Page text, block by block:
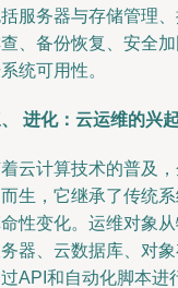
服务器与存储管理
、备份恢复、安全
统可用性。
进化：云运维的兴起
云计算技术的普及
生，它继承了传统
性变化。运维对象
器、云数据库、对
API和自动化脚本进